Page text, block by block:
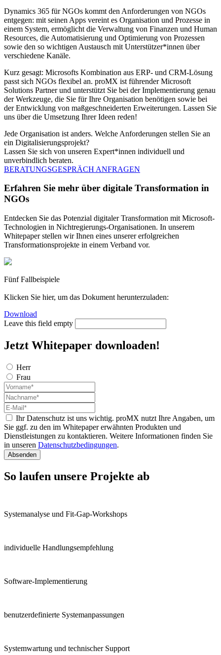
Dynamics 365 für NGOs kommt den Anforderungen von NGOs
entgegen: mit seinen Apps vereint es Organisation und Prozesse in
einem System, ermöglicht die Verwaltung von Finanzen und Human
Resources, die Automatisierung und Optimierung von Prozessen
sowie den so wichtigen Austausch mit Unterstützer*innen über
verschiedene Kanäle.
Kurz gesagt: Microsofts Kombination aus ERP- und CRM-Lösung
passt sich NGOs flexibel an. proMX ist führenderMicrosoft
Solutions Partnerund unterstützt Sie bei der Implementierung genau
der Werkzeuge, die Sie für Ihre Organisation benötigen sowie bei
der Entwicklung von maßgeschneiderten Erweiterungen. Lassen Sie
uns über die Umsetzung Ihrer Ideen reden!
Jede Organisation ist anders. Welche Anforderungen stellen Sie an
ein Digitalisierungsprojekt?
Lassen Sie sich von unseren Expert*innen individuell und
unverbindlich beraten.
BERATUNGSGESPRÄCH ANFRAGEN
Erfahren Sie mehr über digitale Transformation in
NGOs
Entdecken Sie das Potenzial digitaler Transformation mit Microsoft-
Technologien in Nichtregierungs-Organisationen. In unserem
Whitepaper stellen wir Ihnen eines unserer erfolgreichen
Transformationsprojekte in einem Verband vor.
Fünf Fallbeispiele
Klicken Sie hier, um das Dokument herunterzuladen:
Download
Leave this field empty
Jetzt Whitepaper downloaden!
Herr
Frau
Ihr Datenschutz ist uns wichtig. proMX nutzt Ihre Angaben, um
Sie ggf. zu den im Whitepaper erwähnten Produkten und
Dienstleistungen zu kontaktieren. Weitere Informationen finden Sie
in unseren Datenschutzbedingungen.
Absenden
So laufen unsere Projekte ab
Systemanalyse und Fit-Gap-Workshops
individuelle Handlungsempfehlung
Software-Implementierung
benutzerdefinierte Systemanpassungen
Systemwartung und technischer Support